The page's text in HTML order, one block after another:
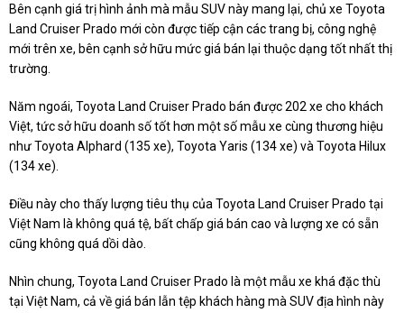
Bên cạnh giá trị hình ảnh mà mẫu SUV này mang lại, chủ xe Toyota
Land Cruiser Prado mới còn được tiếp cận các trang bị, công nghệ
mới trên xe, bên cạnh sở hữu mức giá bán lại thuộc dạng tốt nhất thị
trường.
Năm ngoái, Toyota Land Cruiser Prado bán được 202 xe cho khách
Việt, tức sở hữu doanh số tốt hơn một số mẫu xe cùng thương hiệu
như Toyota Alphard (135 xe), Toyota Yaris (134 xe) và Toyota Hilux
(134 xe).
Điều này cho thấy lượng tiêu thụ của Toyota Land Cruiser Prado tại
Việt Nam là không quá tệ, bất chấp giá bán cao và lượng xe có sẵn
cũng không quá dồi dào.
Nhìn chung, Toyota Land Cruiser Prado là một mẫu xe khá đặc thù
tại Việt Nam, cả về giá bán lẫn tệp khách hàng mà SUV địa hình này